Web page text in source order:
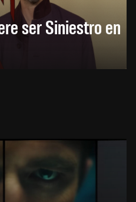
ser Siniestro en